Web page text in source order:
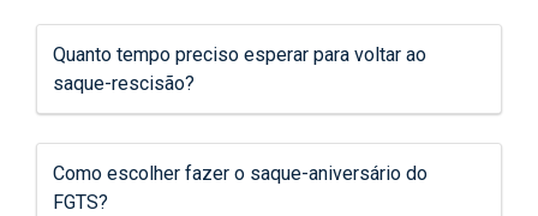
Quanto tempo preciso esperar para voltar ao
saque-rescisão?
Como escolher fazer o saque-aniversário do
FGTS?